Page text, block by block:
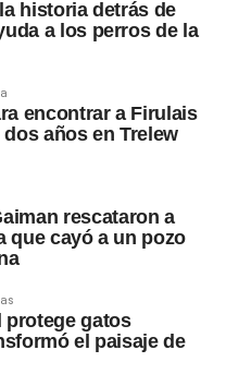
historia detrás de
a los perros de la
encontrar a Firulais
años en Trelew
rescataron a
que cayó a un pozo
protege gatos
el paisaje de